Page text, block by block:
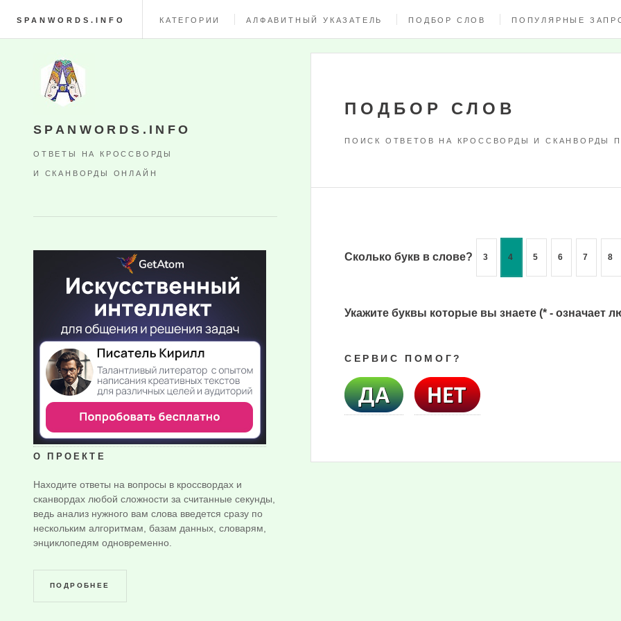
SPANWORDS.INFO КАТЕГОРИИ АЛФАВИТНЫЙ УКАЗАТЕЛЬ ПОДБОР СЛОВ ПОПУЛЯРНЫЕ
ПОДБОР СЛОВ
ПОИСК ОТВЕТОВ НА КРОССВОРДЫ И СКАНВОРДЫ
Сколько букв в слове? 3 4 5 6 7 8
Укажите буквы которые вы знаете (* - означает
СЕРВИС ПОМОГ?
SPANWORDS.INFO
ОТВЕТЫ НА КРОССВОРДЫ
И СКАНВОРДЫ ОНЛАЙН
О ПРОЕКТЕ
Находите ответы на вопросы в кроссвордах и
сканвордах любой сложности за считанные секунды,
ведь анализ нужного вам слова введется сразу по
нескольким алгоритмам, базам данных, словарям,
энциклопедям одновременно.
ПОДРОБНЕЕ